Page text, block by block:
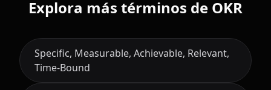
Explora más términos de OKR
Specific, Measurable, Achievable, Relevant,
Time-Bound